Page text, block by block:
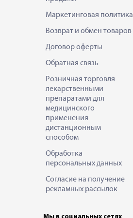
Маркетинговая политика
Возврат и обмен товаров
Договор оферты
Обратная связь
Розничная торговля
лекарственными
препаратами для
медицинского
применения
дистанционным
способом
Обработка
персональных данных
Согласие на получение
рекламных рассылок